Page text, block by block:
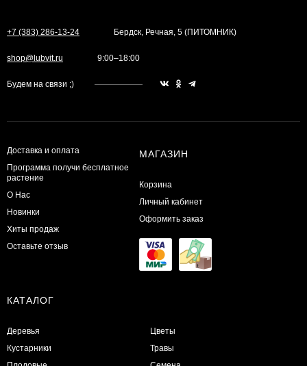
+7 (383) 286-13-24 Бердск, Речная, 5 (ПИТОМНИК)
shop@lubvit.ru 9:00–18:00
Будем на связи ;)
Доставка и оплата
Программа получи бесплатное
растение
О Нас
Новинки
Хиты продаж
Оставьте отзыв
МАГАЗИН
Корзина
Личный кабинет
Оформить заказ
КАТАЛОГ
Деревья
Кустарники
Цветы
Травы